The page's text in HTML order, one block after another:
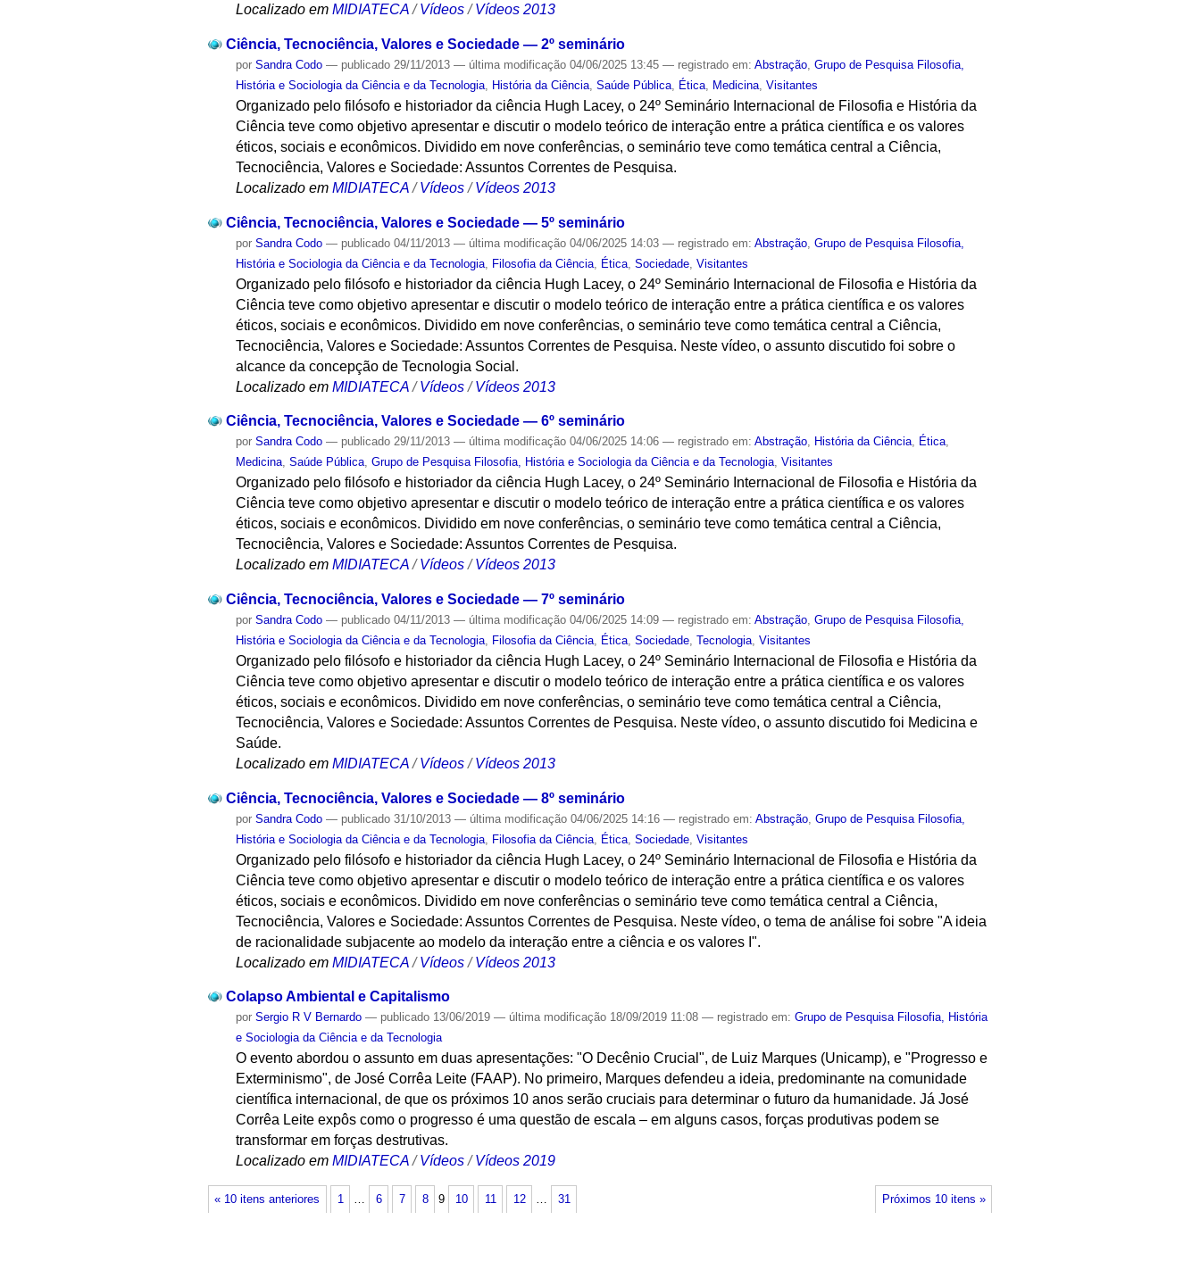
Localizado em MIDIATECA /Vídeos /Vídeos 2013
Ciência, Tecnociência, Valores e Sociedade — 2º seminário
porSandra Codo — publicado 29/11/2013— última modificação 04/06/2025 13:45— registrado em:Abstração ,Grupo de Pesquisa Filosofia,
História e Sociologia da Ciência e da Tecnologia
História da Ciência ,Saúde Pública Ética Medicina ,Visitantes
Organizado pelo filósofo e historiador da ciência Hugh Lacey, o 24º Seminário Internacional de Filosofia e História da
Ciência teve como objetivo apresentar e discutir o modelo teórico de interação entre a prática científica e os valores
éticos, sociais e econômicos. Dividido em nove conferências, o seminário teve como temática central a Ciência,
Tecnociência, Valores e Sociedade: Assuntos Correntes de Pesquisa.
Localizado em MIDIATECA /Vídeos /Vídeos 2013
Ciência, Tecnociência, Valores e Sociedade — 5º seminário
porSandra Codo — publicado 04/11/2013— última modificação 04/06/2025 14:03— registrado em:Abstração ,Grupo de Pesquisa Filosofia,
História e Sociologia da Ciência e da Tecnologia Filosofia da Ciência Ética ,Sociedade ,Visitantes
Organizado pelo filósofo e historiador da ciência Hugh Lacey, o 24º Seminário Internacional de Filosofia e História da
Ciência teve como objetivo apresentar e discutir o modelo teórico de interação entre a prática científica e os valores
éticos, sociais e econômicos. Dividido em nove conferências, o seminário teve como temática central a Ciência,
Tecnociência, Valores e Sociedade: Assuntos Correntes de Pesquisa. Neste vídeo, o assunto discutido foi sobre o
alcance da concepção de Tecnologia Social.
Localizado em MIDIATECA /Vídeos /Vídeos 2013
Ciência, Tecnociência, Valores e Sociedade — 6º seminário
porSandra Codo — publicado 29/11/2013— última modificação 04/06/2025 14:06— registrado em:Abstração, História da Ciência, Ética,
Medicina,Saúde Pública,Grupo de Pesquisa Filosofia, História e Sociologia da Ciência e da Tecnologia,Visitantes
Organizado pelo filósofo e historiador da ciência Hugh Lacey, o 24º Seminário Internacional de Filosofia e História da
Ciência teve como objetivo apresentar e discutir o modelo teórico de interação entre a prática científica e os valores
éticos, sociais e econômicos. Dividido em nove conferências, o seminário teve como temática central a Ciência,
Tecnociência, Valores e Sociedade: Assuntos Correntes de Pesquisa.
Localizado em MIDIATECA /Vídeos /Vídeos 2013
Ciência, Tecnociência, Valores e Sociedade — 7º seminário
porSandra Codo — publicado 04/11/2013— última modificação 04/06/2025 14:09— registrado em:Abstração ,Grupo de Pesquisa Filosofia,
História e Sociologia da Ciência e da Tecnologia
Filosofia da Ciência Ética ,Sociedade ,Tecnologia ,Visitantes
Organizado pelo filósofo e historiador da ciência Hugh Lacey, o 24º Seminário Internacional de Filosofia e História da
Ciência teve como objetivo apresentar e discutir o modelo teórico de interação entre a prática científica e os valores
éticos, sociais e econômicos. Dividido em nove conferências, o seminário teve como temática central a Ciência,
Tecnociência, Valores e Sociedade: Assuntos Correntes de Pesquisa. Neste vídeo, o assunto discutido foi Medicina e
Saúde.
Localizado em MIDIATECA /Vídeos /Vídeos 2013
Ciência, Tecnociência, Valores e Sociedade — 8º seminário
porSandra Codo — publicado 31/10/2013— última modificação 04/06/2025 14:16— registrado em:Abstração ,Grupo de Pesquisa Filosofia,
História e Sociologia da Ciência e da Tecnologia Filosofia da Ciência Ética ,Sociedade ,Visitantes
Organizado pelo filósofo e historiador da ciência Hugh Lacey, o 24º Seminário Internacional de Filosofia e História da
Ciência teve como objetivo apresentar e discutir o modelo teórico de interação entre a prática científica e os valores
éticos, sociais e econômicos. Dividido em nove conferências o seminário teve como temática central a Ciência,
Tecnociência, Valores e Sociedade: Assuntos Correntes de Pesquisa. Neste vídeo, o tema de análise foi sobre "A ideia
de racionalidade subjacente ao modelo da interação entre a ciência e os valores I".
Localizado em MIDIATECA /Vídeos /Vídeos 2013
Colapso Ambiental e Capitalismo
porSergio R V Bernardo — publicado 13/06/2019— última modificação 18/09/2019 11:08— registrado em:Grupo de Pesquisa Filosofia, História
e Sociologia da Ciência e da Tecnologia
O evento abordou o assunto em duas apresentações: "O Decênio Crucial", de Luiz Marques (Unicamp), e "Progresso e
Exterminismo", de José Corrêa Leite (FAAP). No primeiro, Marques defendeu a ideia, predominante na comunidade
científica internacional, de que os próximos 10 anos serão cruciais para determinar o futuro da humanidade. Já José
Corrêa Leite expôs como o progresso é uma questão de escala – em alguns casos, forças produtivas podem se
transformar em forças destrutivas.
Localizado em MIDIATECA /Vídeos /Vídeos 2019
« 10 itens anteriores Próximos 10 itens »
1 6 7 8 9 10 11 12 31